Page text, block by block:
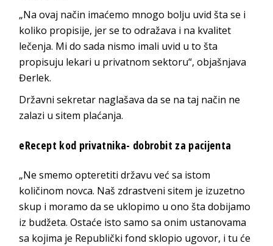
„Na ovaj način imaćemo mnogo bolju uvid šta se i
koliko propisije, jer se to odražava i na kvalitet
lečenja. Mi do sada nismo imali uvid u to šta
propisuju lekari u privatnom sektoru“, objašnjava
Đerlek.
Državni sekretar naglašava da se na taj način ne
zalazi u sitem plaćanja.
eRecept kod privatnika- dobrobit za pacijenta
„Ne smemo opteretiti državu već sa istom
količinom novca. Naš zdrastveni sitem je izuzetno
skup i moramo da se uklopimo u ono šta dobijamo
iz budžeta. Ostaće isto samo sa onim ustanovama
sa kojima je Republički fond sklopio ugovor, i tu će